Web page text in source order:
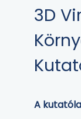
3D
A